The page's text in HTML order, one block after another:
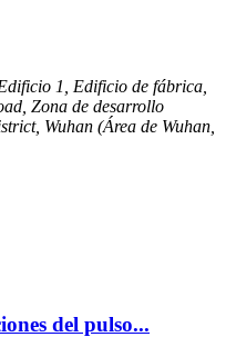
1, Edificio de fábrica,
Zona de desarrollo
Wuhan (Área de Wuhan,
del pulso...